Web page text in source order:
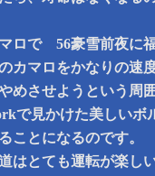
ロで 56豪雪前夜に
カマロをかなりの速
めさせようという周
で見かけた美しいボ
ことになるのです。
はとても運転が楽し